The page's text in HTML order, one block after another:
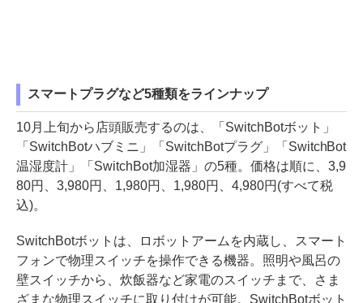
スマートプラグなど5種類をラインナップ
10月上旬から店頭販売するのは、「SwitchBotボット」
「SwitchBotハブミニ」「SwitchBotプラグ」「SwitchBot
温湿度計」「SwitchBot加湿器」の5種。価格は順に、3,9
80円、3,980円、1,980円、1,980円、4,980円(すべて税
込)。
SwitchBotボットは、ロボットアームを内蔵し、スマート
フォンで物理スイッチを操作できる機器。照明や風呂の
壁スイッチから、炊飯器など家電のスイッチまで、さま
ざまな物理スイッチに取り付けが可能。SwitchBotボット